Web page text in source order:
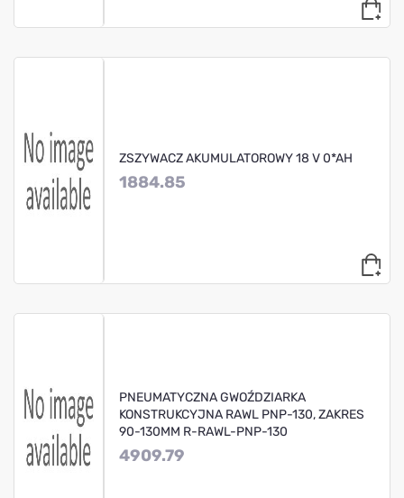
ZSZYWACZ AKUMULATOROWY 18 V 0*AH
1884.85
PNEUMATYCZNA GWOŹDZIARKA
KONSTRUKCYJNA RAWL PNP-130, ZAKRES
90-130MM R-RAWL-PNP-130
4909.79